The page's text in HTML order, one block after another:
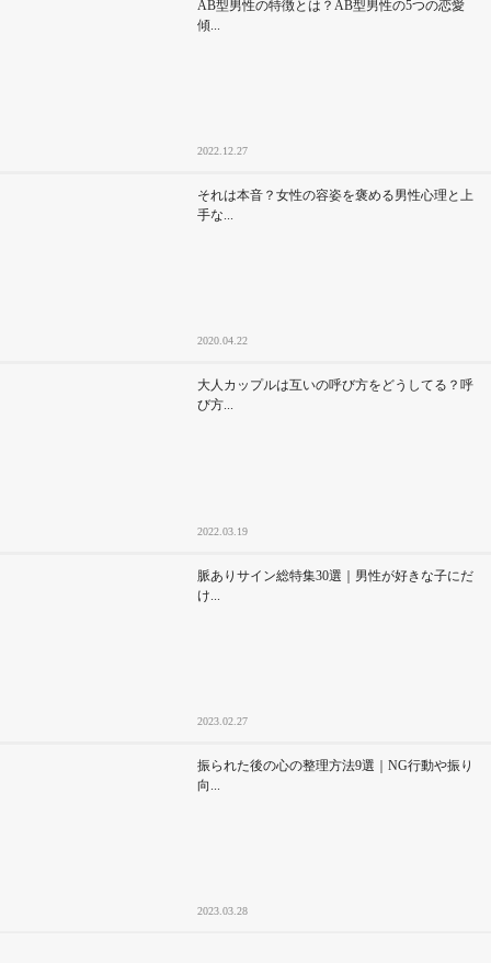
AB型男性の特徴とは？AB型男性の5つの恋愛
傾...
2022.12.27
それは本音？女性の容姿を褒める男性心理と上
手な...
2020.04.22
大人カップルは互いの呼び方をどうしてる？呼
び方...
2022.03.19
脈ありサイン総特集30選｜男性が好きな子にだ
け...
2023.02.27
振られた後の心の整理方法9選｜NG行動や振り
向...
2023.03.28